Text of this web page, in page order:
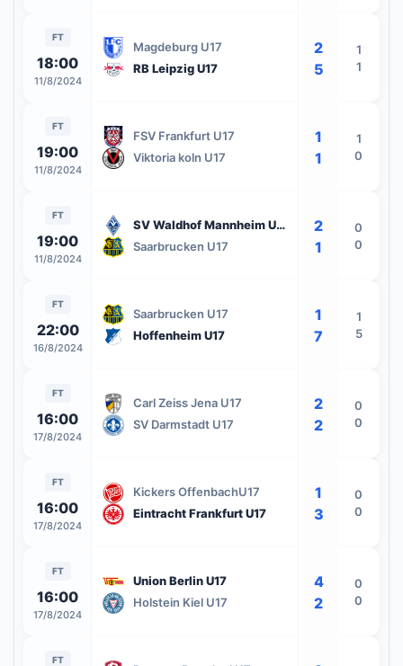
FT
18:00
11/8/2024
Magdeburg U17
RB Leipzig U17
2
5
1
1
FT
19:00
11/8/2024
FSV Frankfurt U17
Viktoria koln U17
1
1
1
0
FT
19:00
11/8/2024
SV Waldhof Mannheim U17
Saarbrucken U17
2
1
0
0
FT
22:00
16/8/2024
Saarbrucken U17
Hoffenheim U17
1
7
1
5
FT
16:00
17/8/2024
Carl Zeiss Jena U17
SV Darmstadt U17
2
2
0
0
FT
16:00
17/8/2024
Kickers OffenbachU17
Eintracht Frankfurt U17
1
3
0
0
FT
16:00
17/8/2024
Union Berlin U17
Holstein Kiel U17
4
2
0
0
FT